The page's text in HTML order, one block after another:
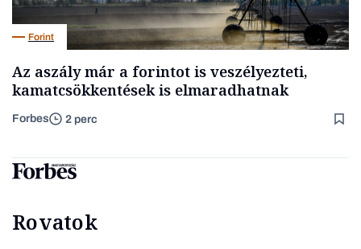
Forint
Az aszály már a forintot is veszélyezteti,
kamatcsökkentések is elmaradhatnak
Forbes 2 perc
Rovatok